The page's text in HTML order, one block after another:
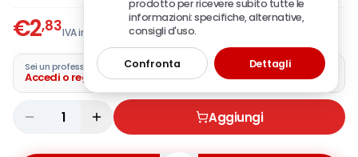
€2,83IVA incl.
Sei un professionista?
Accedi o registra la tua azienda
1 Aggiungi
prodotto per ricevere subito tutte le
informazioni: specifiche, alternative,
consigli d'uso.
Confronta Dettagli